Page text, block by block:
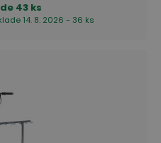
43 ks
14. 8. 2026 - 36 ks